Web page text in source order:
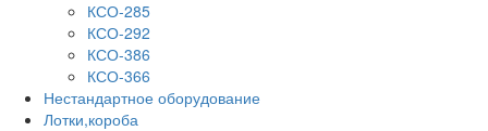
КСО-285
КСО-292
КСО-386
КСО-366
Нестандартное оборудование
Лотки,короба